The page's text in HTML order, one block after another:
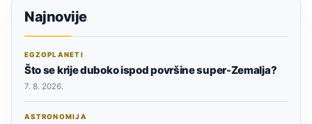
Najnovije
EGZOPLANETI
Što se krije duboko ispod površine super-Zemalja?
7. 8. 2026.
ASTRONOMIJA